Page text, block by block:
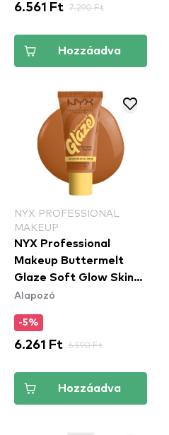
6.561 Ft 7.290 Ft
Hozzáadva
NYX PROFESSIONAL
MAKEUP
NYX Professional
Makeup Buttermelt
Glaze Soft Glow Skin
Tint SPF30 - Praline
Alapozó
-5%
6.261 Ft 6.590 Ft
Hozzáadva